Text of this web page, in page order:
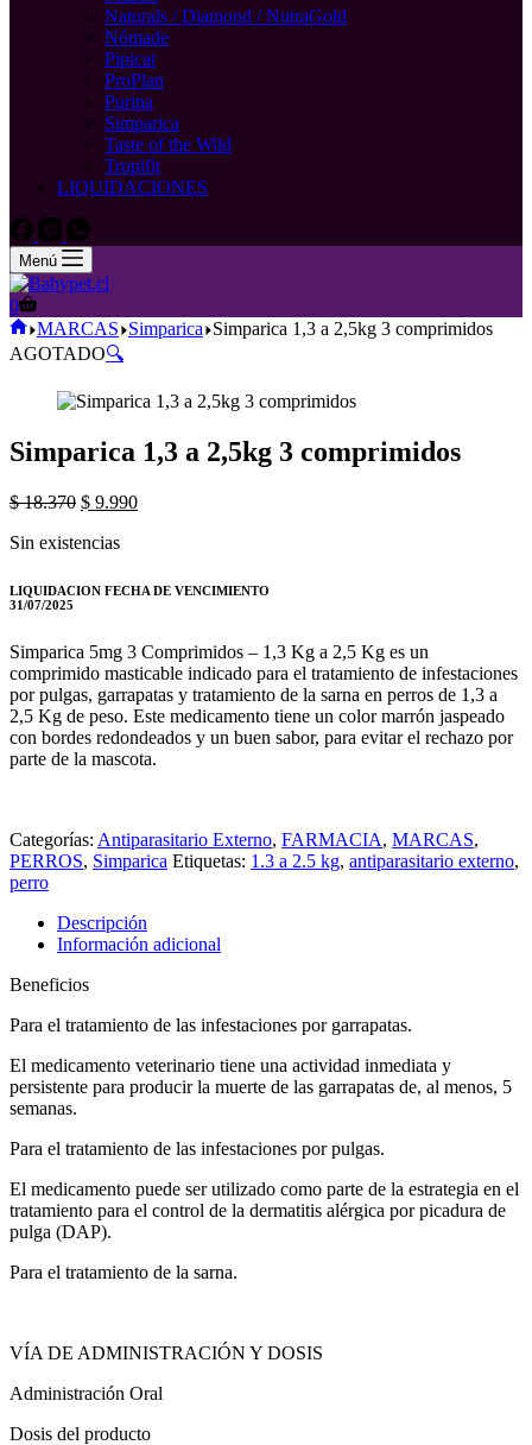
Naturals / Diamond / NutraGold
Nómade
Pipicat
ProPlan
Purina
Simparica
Taste of the Wild
Tropifit
LIQUIDACIONES
Menú
Carro
de
compra
0
Inicio
MARCAS Simparica Simparica 1,3 a 2,5kg 3 comprimidos
AGOTADO🔍
Simparica 1,3 a 2,5kg 3 comprimidos
$18.370 El
original
$ 18.370.
$ 9.990El
$ 9.990.
Sin existencias
LIQUIDACION FECHA DE VENCIMIENTO
31/07/2025
Simparica 5mg 3 Comprimidos – 1,3 Kg a 2,5 Kg es un
comprimido masticable indicado para el tratamiento de infestaciones
por pulgas, garrapatas y tratamiento de la sarna en perros de 1,3 a
2,5 Kg de peso. Este medicamento tiene un color marrón jaspeado
con bordes redondeados y un buen sabor, para evitar el rechazo por
parte de la mascota.
Categorías: Antiparasitario Externo, FARMACIA, MARCAS,
PERROS, Simparica Etiquetas: 1.3 a 2.5 kg, antiparasitario externo,
perro
Descripción
Información adicional
Beneficios
Para el tratamiento de las infestaciones por garrapatas.
El medicamento veterinario tiene una actividad inmediata y
persistente para producir la muerte de las garrapatas de, al menos, 5
semanas.
Para el tratamiento de las infestaciones por pulgas.
El medicamento puede ser utilizado como parte de la estrategia en el
tratamiento para el control de la dermatitis alérgica por picadura de
pulga (DAP).
Para el tratamiento de la sarna.
VÍA DE ADMINISTRACIÓN Y DOSIS
Administración Oral
Dosis del producto